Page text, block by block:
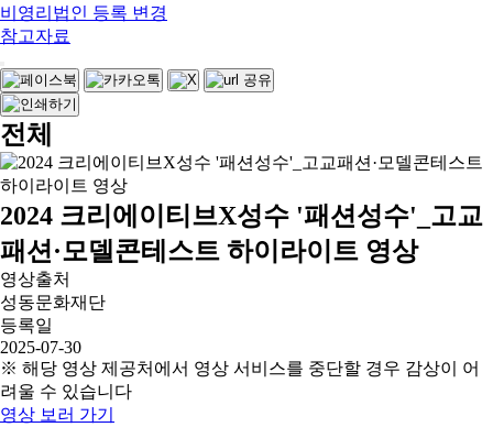
비영리법인 등록 변경
참고자료
전체
2024 크리에이티브X성수 '패션성수'_고교
패션·모델콘테스트 하이라이트 영상
영상출처
성동문화재단
등록일
2025-07-30
※ 해당 영상 제공처에서 영상 서비스를 중단할 경우 감상이 어
려울 수 있습니다
영상 보러 가기